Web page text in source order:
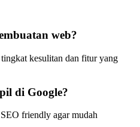
web?
kesulitan dan fitur yang
di Google?
friendly agar mudah